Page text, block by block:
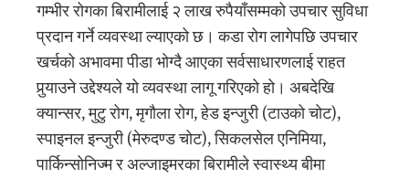
गम्भीर रोगका बिरामीलाई २ लाख रुपैयाँसम्मको उपचार सुविधा
प्रदान गर्ने व्यवस्था ल्याएको छ। कडा रोग लागेपछि उपचार
खर्चको अभावमा पीडा भोग्दै आएका सर्वसाधारणलाई राहत
पुर्‍याउने उद्देश्यले यो व्यवस्था लागू गरिएको हो। अबदेखि
क्यान्सर, मुटु रोग, मृगौला रोग, हेड इन्जुरी (टाउको चोट),
स्पाइनल इन्जुरी (मेरुदण्ड चोट), सिकलसेल एनिमिया,
पार्किन्सोनिज्म र अल्जाइमरका बिरामीले स्वास्थ्य बीमा